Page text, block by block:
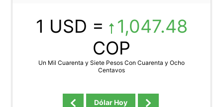
1 USD =
1,047.48
COP
Un Mil Cuarenta y Siete Pesos Con Cuarenta y Ocho
Centavos
Dólar Hoy